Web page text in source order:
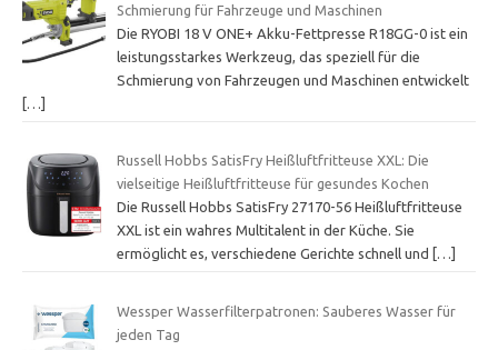
Schmierung für Fahrzeuge und Maschinen
Die RYOBI 18 V ONE+ Akku-Fettpresse R18GG-0 ist ein
leistungsstarkes Werkzeug, das speziell für die
Schmierung von Fahrzeugen und Maschinen entwickelt
[…]
Russell Hobbs SatisFry Heißluftfritteuse XXL: Die
vielseitige Heißluftfritteuse für gesundes Kochen
Die Russell Hobbs SatisFry 27170-56 Heißluftfritteuse
XXL ist ein wahres Multitalent in der Küche. Sie
ermöglicht es, verschiedene Gerichte schnell und
[…]
Wessper Wasserfilterpatronen: Sauberes Wasser für
jeden Tag